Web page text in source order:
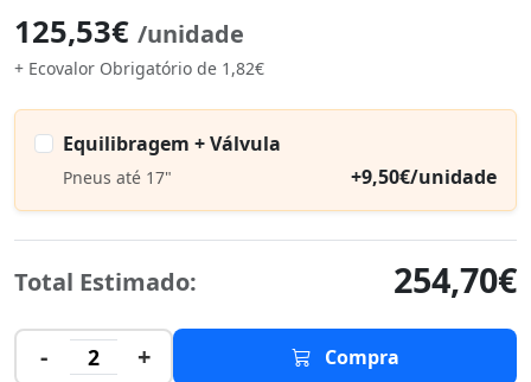
125,53€ /unidade
+ Ecovalor Obrigatório de 1,82€
Equilibragem + Válvula
Pneus até 17" +9,50€/unidade
Total Estimado: 254,70€
- 2 + Compra